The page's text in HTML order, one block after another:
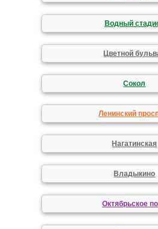
Водный
Цветной
Сокол
Ленинский
Нагатинская
Владыкино
Октябрьское